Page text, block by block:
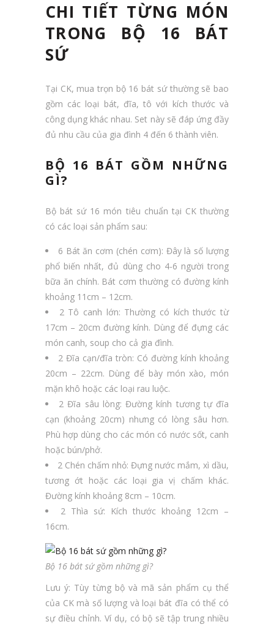
CHI TIẾT TỪNG MÓN
TRONG BỘ 16 BÁT
SỨ
Tại CK, mua trọn bộ 16 bát sứ thường sẽ bao
gồm các loại bát, đĩa, tô với kích thước và
công dụng khác nhau. Set này sẽ đáp ứng đầy
đủ nhu cầu của gia đình 4 đến 6 thành viên.
BỘ 16 BÁT GỒM NHỮNG
GÌ?
Bộ bát sứ 16 món tiêu chuẩn tại CK thường
có các loại sản phẩm sau:
6 Bát ăn cơm (chén cơm): Đây là số lượng
phổ biến nhất, đủ dùng cho 4-6 người trong
bữa ăn chính. Bát cơm thường có đường kính
khoảng 11cm – 12cm.
2 Tô canh lớn: Thường có kích thước từ
17cm – 20cm đường kính. Dùng để đựng các
món canh, soup cho cả gia đình.
2 Đĩa cạn/đĩa tròn: Có đường kính khoảng
20cm – 22cm. Dùng để bày món xào, món
mặn khô hoặc các loại rau luộc.
2 Đĩa sâu lòng: Đường kính tương tự đĩa
cạn (khoảng 20cm) nhưng có lòng sâu hơn.
Phù hợp dùng cho các món có nước sốt, canh
hoặc bún/phở.
2 Chén chấm nhỏ: Đựng nước mắm, xì dầu,
tương ớt hoặc các loại gia vị chấm khác.
Đường kính khoảng 8cm – 10cm.
2 Thìa sứ: Kích thước khoảng 12cm –
16cm.
Bộ 16 bát sứ gồm những gì?
Lưu ý: Tùy từng bộ và mã sản phẩm cụ thể
của CK mà số lượng và loại bát đĩa có thể có
sự điều chỉnh. Ví dụ, có bộ sẽ tập trung nhiều